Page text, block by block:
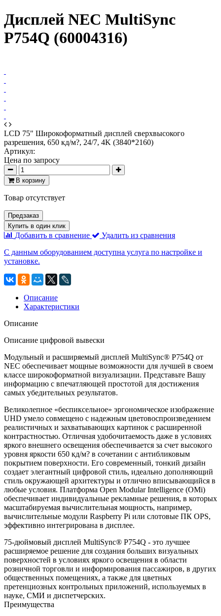
Дисплей NEC MultiSync
P754Q (60004316)
LCD 75" Широкоформатный дисплей сверхвысокого
разрешения, 650 кд/м?, 24/7, 4K (3840*2160)
Артикул:
Цена по запросу
В корзину
Товар отсутствует
Предзаказ
Купить в один клик
Добавить в сравнение
Удалить из сравнения
С данным оборудованием доступна услуга по настройке и
установке.
Описание
Характеристики
Описание
Описание цифровой вывески
Модульный и расширяемый дисплей MultiSync® P754Q от
NEC обеспечивает мощные возможности для лучшей в своем
классе широкоформатной визуализации. Представьте Вашу
информацию с впечатляющей простотой для достижения
самых убедительных результатов.
Великолепное «беспиксельное» эргономическое изображение
UHD умело совмещено с надежным цветовоспроизведением
реалистичных и захватывающих картинок с расширенной
контрастностью. Отличная удобочитаемость даже в условиях
яркого внешнего освещения обеспечивается за счет высокого
уровня яркости 650 кд/м? в сочетании с антибликовым
покрытием поверхности. Его современный, тонкий дизайн
создает элегантный цифровой стиль, идеально дополняющий
стиль окружающей архитектуры и отлично вписывающийся в
любые условия. Платформа Open Modular Intelligence (OMi)
обеспечивает индивидуальные рекламные решения, в которых
масштабируемая вычислительная мощность, например,
вычислительные модули Raspberry Pi или слотовые ПК OPS,
эффективно интегрирована в дисплее.
75-дюймовый дисплей MultiSync® P754Q - это лучшее
расширяемое решение для создания больших визуальных
поверхностей в условиях яркого освещения в области
розничной торговли и информирования пассажиров, в других
общественных помещениях, а также для цветных
претенциозных контрольных приложений, используемых в
науке, СМИ и диспетчерских.
Преимущества